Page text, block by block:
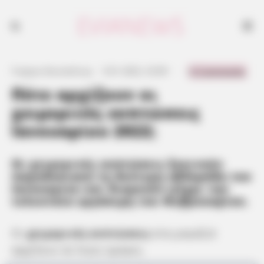
Πότε αρχίζουν οι
χειμερινές εκπτώσεις
Ιανουαρίου 2022;
Οι χειμερινές εκπτώσεις ξεκινούν
παραδοσιακά τη δεύτερη εβδομάδα του
τελευταία εργάσιμη του Φεβρουαρίου.
χειμερινές εκπτώσεις